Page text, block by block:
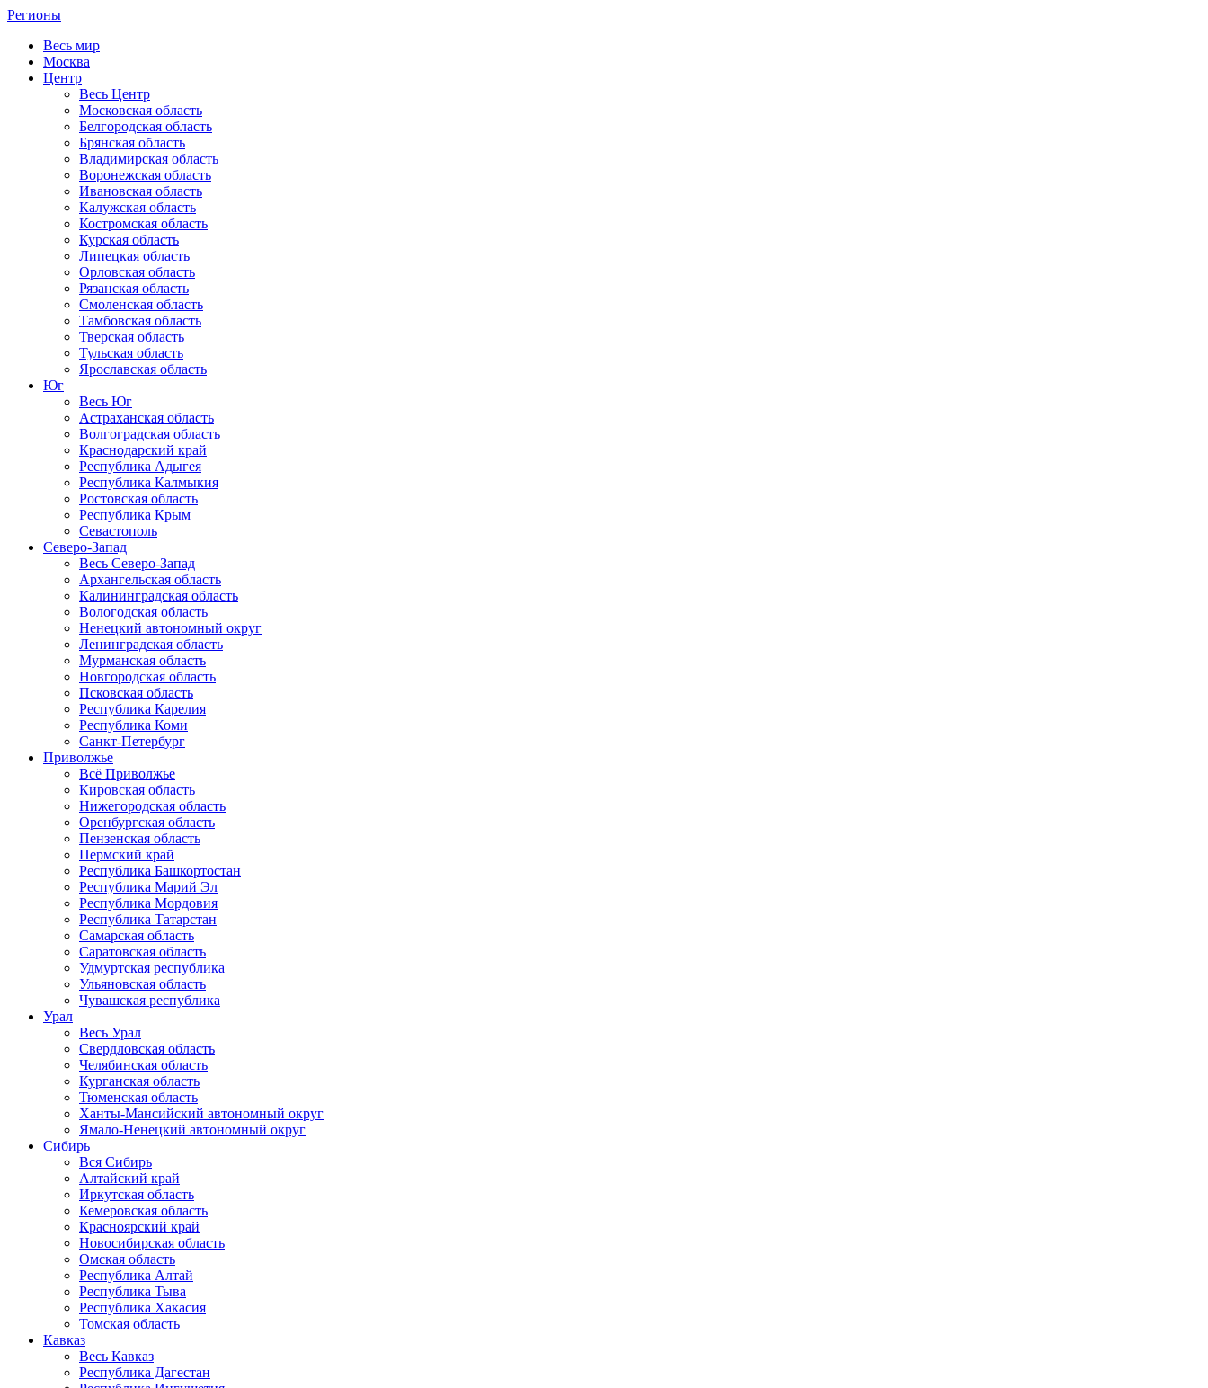
Регионы
Весь мир
Москва
Центр
Весь Центр
Московская область
Белгородская область
Брянская область
Владимирская область
Воронежская область
Ивановская область
Калужская область
Костромская область
Курская область
Липецкая область
Орловская область
Рязанская область
Смоленская область
Тамбовская область
Тверская область
Тульская область
Ярославская область
Юг
Весь Юг
Астраханская область
Волгоградская область
Краснодарский край
Республика Адыгея
Республика Калмыкия
Ростовская область
Республика Крым
Севастополь
Северо-Запад
Весь Северо-Запад
Архангельская область
Калининградская область
Вологодская область
Ненецкий автономный округ
Ленинградская область
Мурманская область
Новгородская область
Псковская область
Республика Карелия
Республика Коми
Санкт-Петербург
Приволжье
Всё Приволжье
Кировская область
Нижегородская область
Оренбургская область
Пензенская область
Пермский край
Республика Башкортостан
Республика Марий Эл
Республика Мордовия
Республика Татарстан
Самарская область
Саратовская область
Удмуртская республика
Ульяновская область
Чувашская республика
Урал
Весь Урал
Свердловская область
Челябинская область
Курганская область
Тюменская область
Ханты-Мансийский автономный округ
Ямало-Ненецкий автономный округ
Сибирь
Вся Сибирь
Алтайский край
Иркутская область
Кемеровская область
Красноярский край
Новосибирская область
Омская область
Республика Алтай
Республика Тыва
Республика Хакасия
Томская область
Кавказ
Весь Кавказ
Республика Дагестан